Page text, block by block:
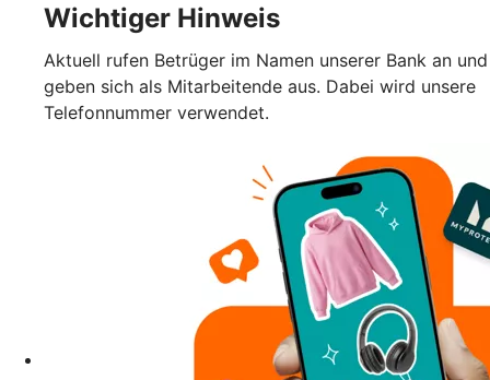
Wichtiger Hinweis
Aktuell rufen Betrüger im Namen unserer Bank an und
geben sich als Mitarbeitende aus. Dabei wird unsere
Telefonnummer verwendet.